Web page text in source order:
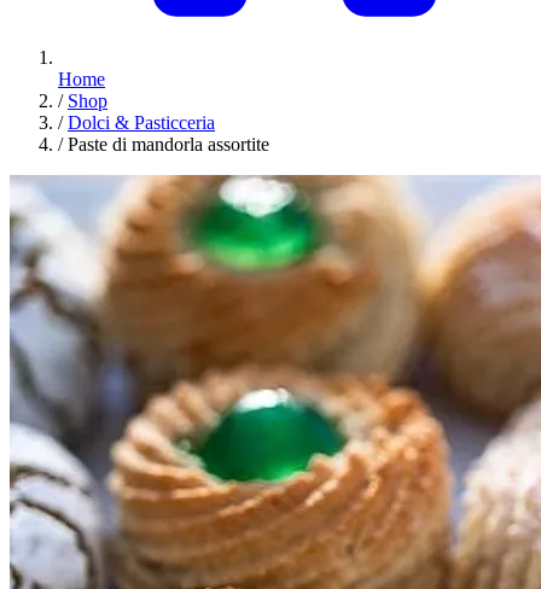
Home
/ Shop
/ Dolci & Pasticceria
/ Paste di mandorla assortite